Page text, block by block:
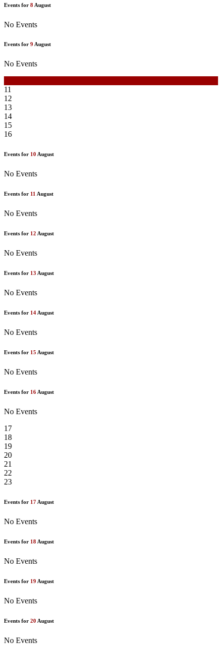
Events for 8 August
No Events
Events for 9 August
No Events
11
12
13
14
15
16
Events for 10 August
No Events
Events for 11 August
No Events
Events for 12 August
No Events
Events for 13 August
No Events
Events for 14 August
No Events
Events for 15 August
No Events
Events for 16 August
No Events
17
18
19
20
21
22
23
Events for 17 August
No Events
Events for 18 August
No Events
Events for 19 August
No Events
Events for 20 August
No Events